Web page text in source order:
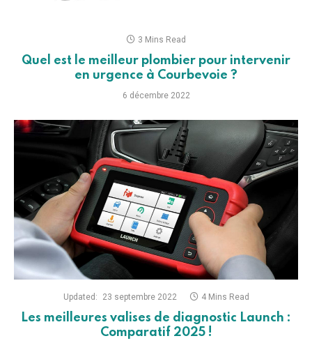
3 Mins Read
Quel est le meilleur plombier pour intervenir
en urgence à Courbevoie ?
6 décembre 2022
Updated: 23 septembre 2022 4 Mins Read
Les meilleures valises de diagnostic Launch :
Comparatif 2025 !